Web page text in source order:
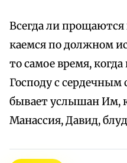
Всегда ли
каемся по должном
то самое время,
Господу с
бывает услышан Им,
Манассия, Давид,